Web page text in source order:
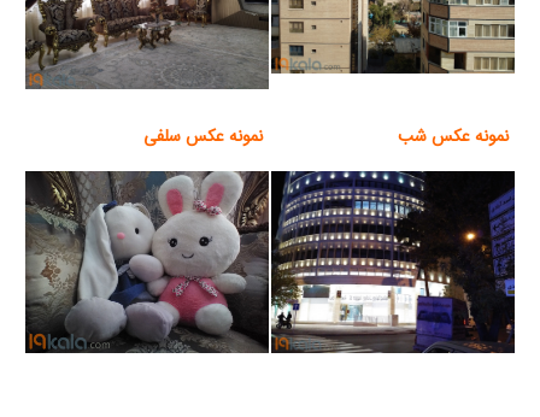
نمونه عکس شب نمونه عکس سلفی